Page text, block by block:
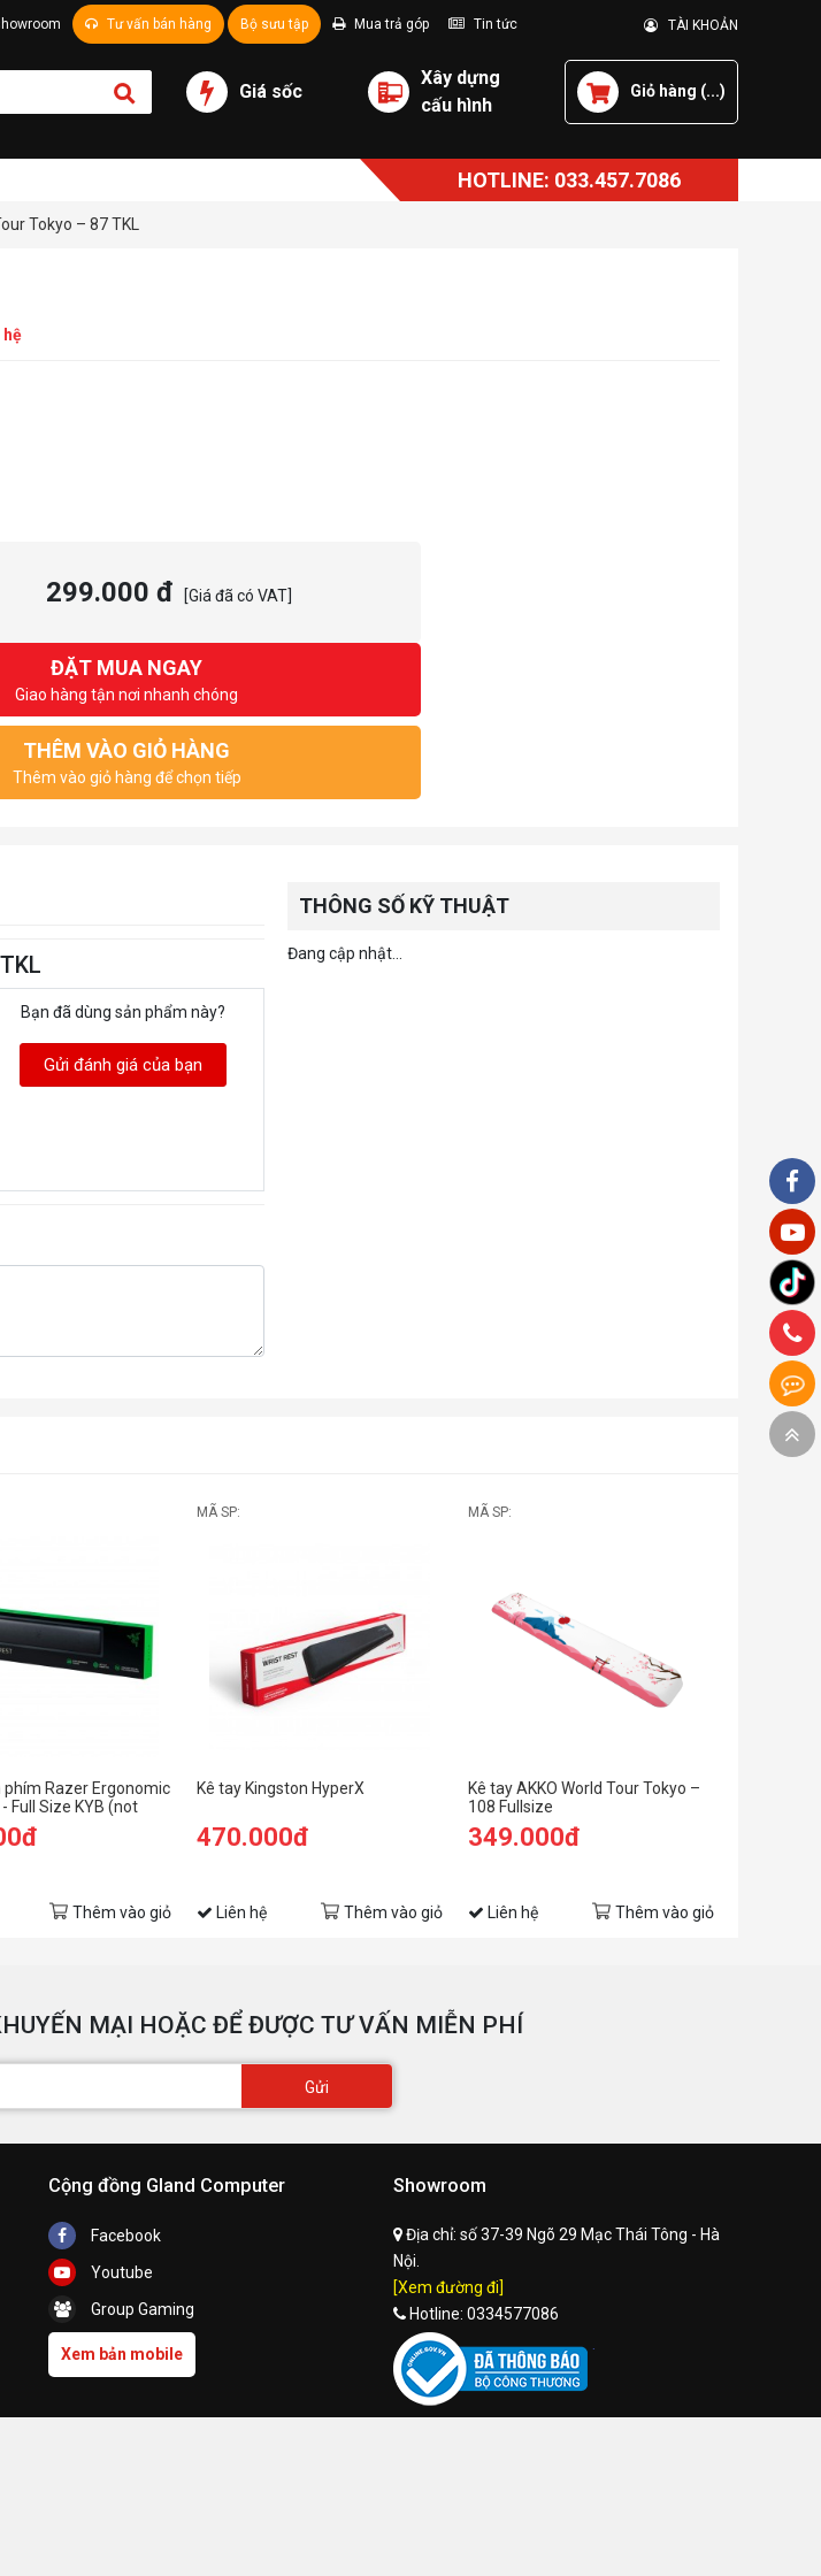
Tư vấn bán hàng Bộ sưu tập Mua trả góp Tin tức TÀI KHOẢN
Giá sốc
Xây dựng
cấu hình
Giỏ hàng (...)
HOTLINE: 033.457.7086
Tokyo – 87 TKL
hệ
299.000 đ [Giá đã có VAT]
ĐẶT MUA NGAY
Giao hàng tận nơi nhanh chóng
THÊM VÀO GIỎ HÀNG
Thêm vào giỏ hàng để chọn tiếp
Bạn đã dùng sản phẩm này?
Gửi đánh giá của bạn
THÔNG SỐ KỸ THUẬT
Đang cập nhật...
phím Razer Ergonomic
Full Size KYB (not
Thêm vào giỏ
MÃ SP:
Kê tay Kingston HyperX
470.000đ
Liên hệ Thêm vào giỏ
MÃ SP:
Kê tay AKKO World Tour Tokyo –
108 Fullsize
349.000đ
Liên hệ Thêm vào giỏ
MẠI HOẶC ĐỂ ĐƯỢC TƯ VẤN MIỄN PHÍ
Gửi
Cộng đồng Gland Computer
Facebook
Youtube
Group Gaming
Xem bản mobile
Showroom
Địa chỉ: số 37-39 Ngõ 29 Mạc Thái Tông - Hà
Nội.
[Xem đường đi]
Hotline: 0334577086